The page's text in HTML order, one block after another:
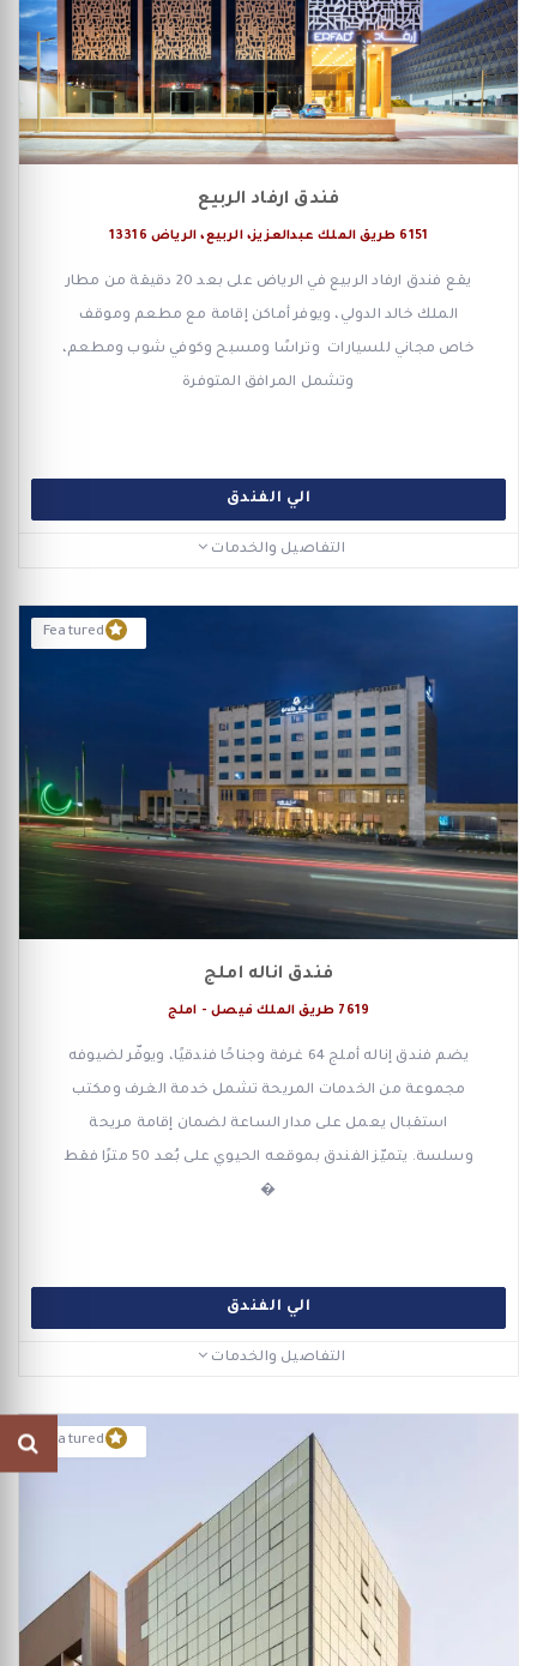
فندق ارفاد الربيع
6151 طريق الملك عبدالعزيز، الربيع، الرياض 13316
يقع فندق ارفاد الربيع في الرياض على بعد 20 دقيقة من مطار
الملك خالد الدولي، ويوفر أماكن إقامة مع مطعم وموقف
خاص مجاني للسيارات وتراسًا ومسبح وكوفي شوب ومطعم،
وتشمل المرافق المتوفرة
الي الفندق
التفاصيل والخدمات
Featured
فندق اناله املج
7619 طريق الملك فيصل - املج
يضم فندق إناله أملج 64 غرفة وجناحًا فندقيًا، ويوفّر لضيوفه
مجموعة من الخدمات المريحة تشمل خدمة الغرف ومكتب
استقبال يعمل على مدار الساعة لضمان إقامة مريحة
وسلسة. يتميّز الفندق بموقعه الحيوي على بُعد 50 مترًا فقط
�
الي الفندق
التفاصيل والخدمات
Featured